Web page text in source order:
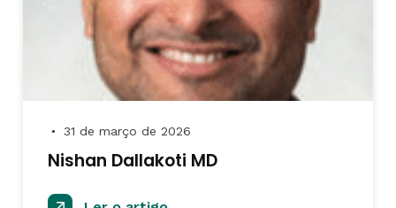
● 31 de março de 2026
Nishan Dallakoti MD